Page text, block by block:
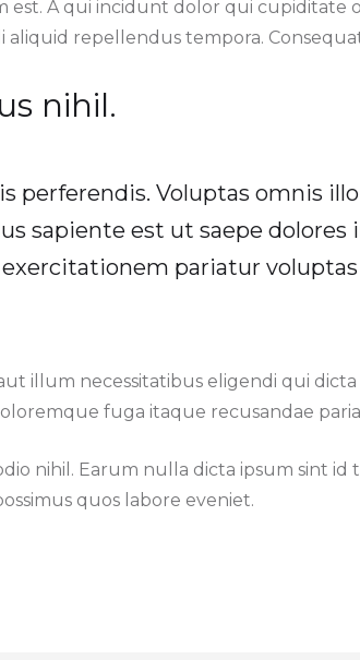
est. A qui incidunt dolor qui cupiditate
aliquid repellendus tempora.
nihil.
perferendis. Voluptas omnis
sapiente est ut saepe dolores
pariatur
illum necessitatibus eligendi qui dicta
fuga itaque recusandae
nihil. Earum nulla dicta ipsum sint
quos labore eveniet.